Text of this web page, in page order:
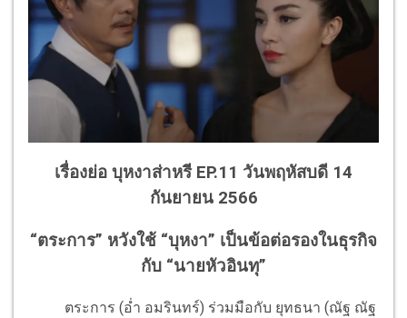
เรื่องย่อ บุหงาส่าหรี EP.11 วันพฤหัสบดี 14
กันยายน 2566
“ตระการ” หวังใช้ “บุหงา” เป็นข้อต่อรองในธุรกิจ
กับ “นายหัวอินทุ”
ตระการ (อ่ำ อมรินทร์) ร่วมมือกับ ยุทธนา (ณัฐ ณัฐ